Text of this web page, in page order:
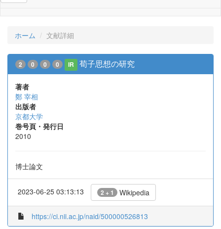
ホーム 文献詳細
2 0 0 0 IR 荀子思想の研究
著者
鄭 宰相
出版者
京都大学
巻号頁・発行日
2010
博士論文
2023-06-25 03:13:13 2 + 1 Wikipedia
https://ci.nii.ac.jp/naid/500000526813